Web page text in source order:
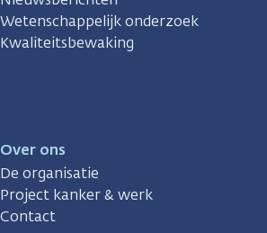
Wetenschappelijk onderzoek
Kwaliteitsbewaking
Over ons
De organisatie
Project kanker & werk
Contact